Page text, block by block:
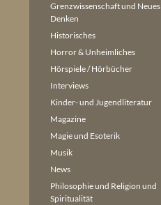
Grenzwissenschaft und Neues
Denken
Historisches
Horror & Unheimliches
Hörspiele / Hörbücher
Interviews
Kinder- und Jugendliteratur
Magazine
Magie und Esoterik
Musik
News
Philosophie und Religion und
Spiritualität